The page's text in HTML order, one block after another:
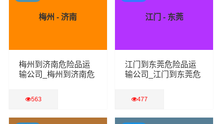
梅州 - 济南
梅州到济南危险品运
输公司_梅州到济南危
563
查看详细
江门 - 东莞
江门到东莞危险品运
输公司_江门到东莞危
477
查看详细